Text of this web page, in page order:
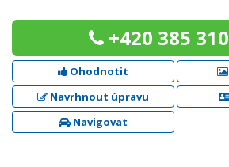
+420 385
Ohodnotit
Navrhnout úpravu
Navigovat